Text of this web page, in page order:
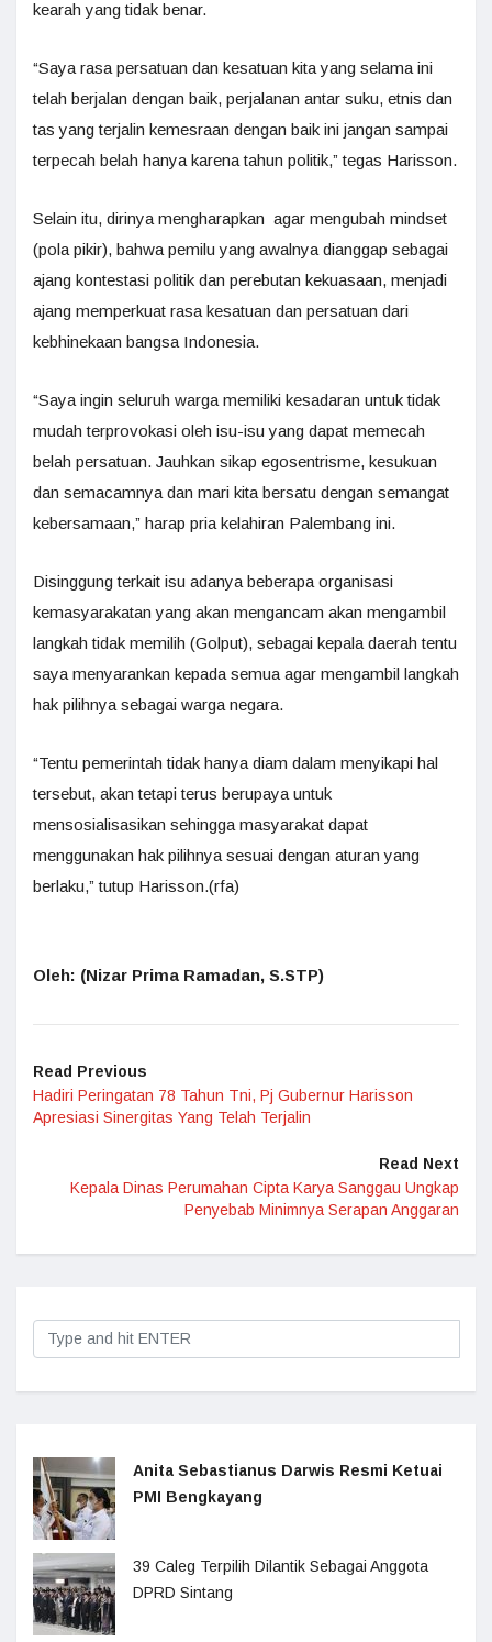
kearah yang tidak benar.
“Saya rasa persatuan dan kesatuan kita yang selama ini
telah berjalan dengan baik, perjalanan antar suku, etnis dan
tas yang terjalin kemesraan dengan baik ini jangan sampai
terpecah belah hanya karena tahun politik,” tegas Harisson.
Selain itu, dirinya mengharapkan agar mengubah mindset
(pola pikir), bahwa pemilu yang awalnya dianggap sebagai
ajang kontestasi politik dan perebutan kekuasaan, menjadi
ajang memperkuat rasa kesatuan dan persatuan dari
kebhinekaan bangsa Indonesia.
“Saya ingin seluruh warga memiliki kesadaran untuk tidak
mudah terprovokasi oleh isu-isu yang dapat memecah
belah persatuan. Jauhkan sikap egosentrisme, kesukuan
dan semacamnya dan mari kita bersatu dengan semangat
kebersamaan,” harap pria kelahiran Palembang ini.
Disinggung terkait isu adanya beberapa organisasi
kemasyarakatan yang akan mengancam akan mengambil
langkah tidak memilih (Golput), sebagai kepala daerah tentu
saya menyarankan kepada semua agar mengambil langkah
hak pilihnya sebagai warga negara.
“Tentu pemerintah tidak hanya diam dalam menyikapi hal
tersebut, akan tetapi terus berupaya untuk
mensosialisasikan sehingga masyarakat dapat
menggunakan hak pilihnya sesuai dengan aturan yang
berlaku,” tutup Harisson.(rfa)
Oleh: (Nizar Prima Ramadan, S.STP)
Read Previous
Hadiri Peringatan 78 Tahun Tni, Pj Gubernur Harisson
Apresiasi Sinergitas Yang Telah Terjalin
Read Next
Kepala Dinas Perumahan Cipta Karya Sanggau Ungkap
Penyebab Minimnya Serapan Anggaran
Anita Sebastianus Darwis Resmi Ketuai
PMI Bengkayang
39 Caleg Terpilih Dilantik Sebagai Anggota
DPRD Sintang